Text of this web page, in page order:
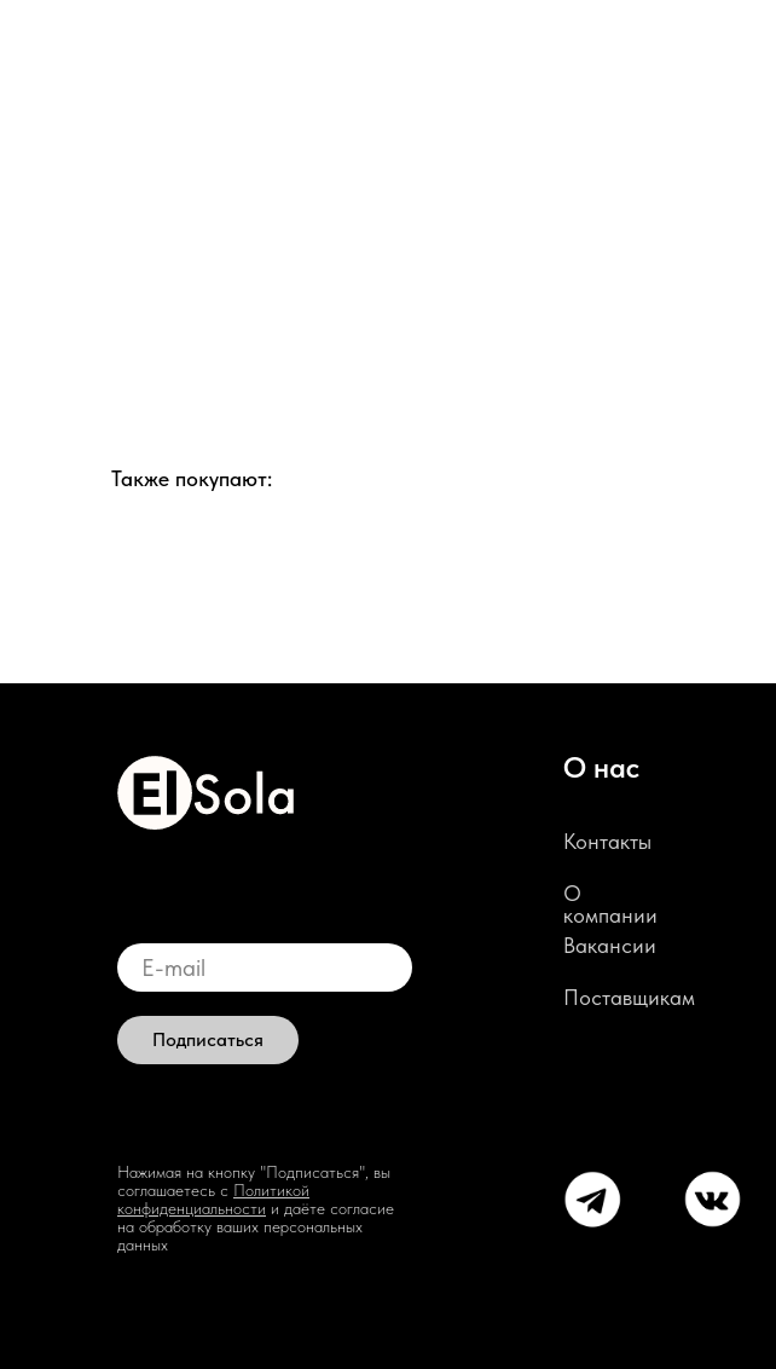
Также покупают:
Подписаться
Нажимая на кнопку "Подписаться", вы
соглашаетесь с Политикой
конфиденциальности и даёте согласие
на обработку ваших персональных
данных
Контакты
Поставщикам
Вакансии
О
компании
О нас